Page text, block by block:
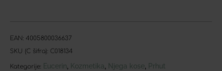
EAN: 4005800036637
SKU (C šifra): C018134
Kategorije: Eucerin, Kozmetika, Njega kose, Prhut